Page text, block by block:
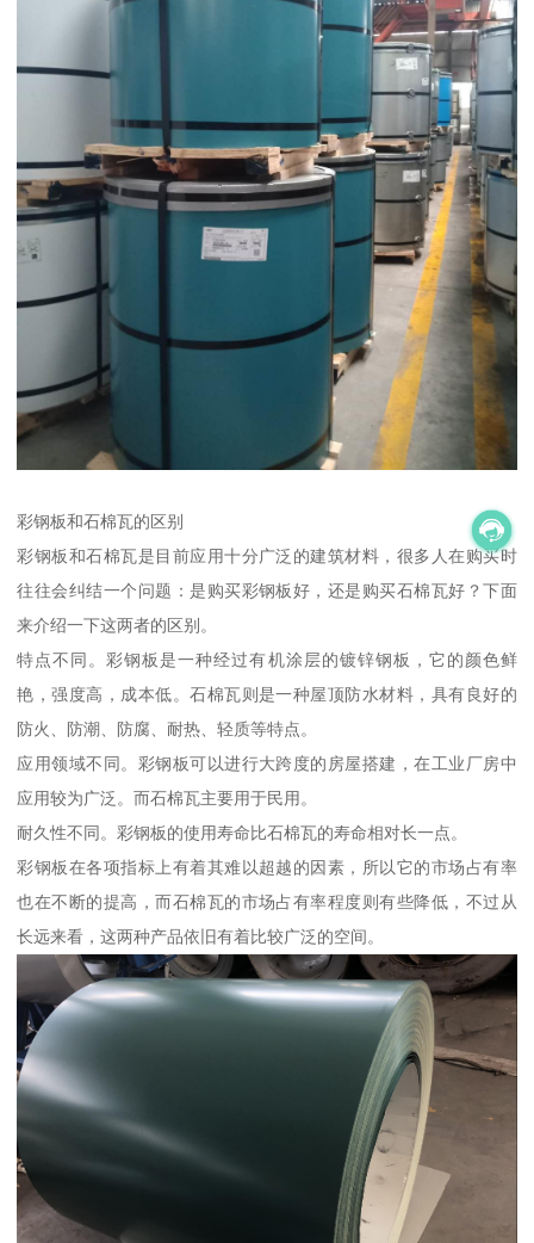
彩钢板和石棉瓦的区别
彩钢板和石棉瓦是目前应用十分广泛的建筑材料，很多人在购买时
往往会纠结一个问题：是购买彩钢板好，还是购买石棉瓦好？下面
来介绍一下这两者的区别。
特点不同。彩钢板是一种经过有机涂层的镀锌钢板，它的颜色鲜
艳，强度高，成本低。石棉瓦则是一种屋顶防水材料，具有良好的
防火、防潮、防腐、耐热、轻质等特点。
应用领域不同。彩钢板可以进行大跨度的房屋搭建，在工业厂房中
应用较为广泛。而石棉瓦主要用于民用。
耐久性不同。彩钢板的使用寿命比石棉瓦的寿命相对长一点。
彩钢板在各项指标上有着其难以超越的因素，所以它的市场占有率
也在不断的提高，而石棉瓦的市场占有率程度则有些降低，不过从
长远来看，这两种产品依旧有着比较广泛的空间。